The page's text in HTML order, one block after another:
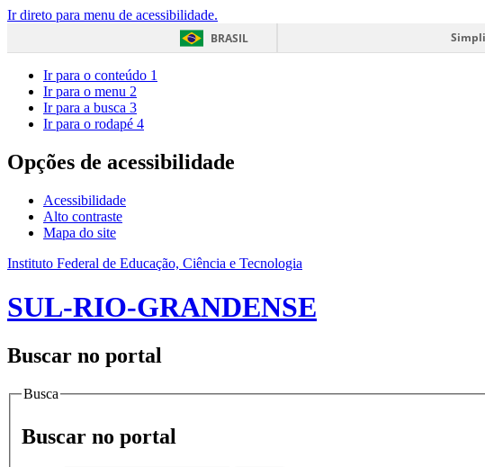
Ir direto para menu de acessibilidade.
BRASIL
Ir para o conteúdo 1
Ir para o menu 2
Ir para a busca 3
Ir para o rodapé 4
Opções de acessibilidade
Acessibilidade
Alto contraste
Mapa do site
Instituto Federal de Educação, Ciência e Tecnologia
SUL-RIO-GRANDENSE
Buscar no portal
Busca
Buscar no portal